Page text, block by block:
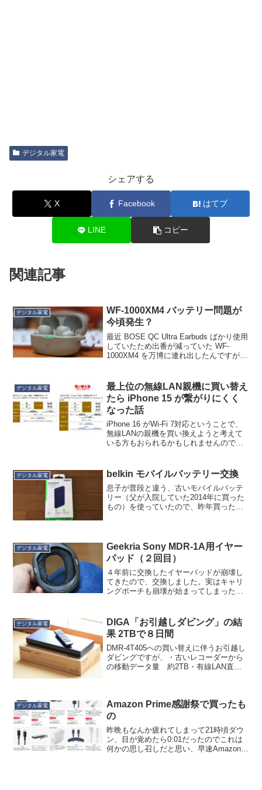
デジタル家電
シェアする
X Facebook はてブ
LINE コピー
関連記事
デジタル家電
WF-1000XM4 バッテリー問題が
今頃発生？
最近 BOSE QC Ultra Earbuds ばかり使用
していたため出番が減っていた WF-
1000XM4 を万博に連れ出したんですが、
これは例の現象だー！ついに...
デジタル家電
最上位の無線LAN親機に買い替え
たら iPhone 15 が繋がりにくく
なった話
iPhone 16 がWi-Fi 7対応ということで、
無線LANの親機を買い換えようと考えて
いる方もおられるかもしれませんので、
の最上位機に買い替えましたが...
デジタル家電 belkin モバイルバッテリー交換
息子が普段と違う、古いモバイルバッテ
リー（父が入院していた2014年に買った
もの）を使っていたので、昨年買った
ッテリー自体を...
デジタル家電
Geekria Sony MDR-1A用イヤー
パッド（２回目）
４年前に交換したイヤーパッドが崩壊し
てきたので、交換しました。実はキャリ
ングポーチも崩壊が始まってしまったん
社から出ていますが、冒険せず実績のあ
る Geekria 社の...
デジタル家電
DIGA「お引越しダビング」の結
果 2TBで８日間
DMR-4T405への買い替えに伴うお引越し
ダビングですが、・古いレコーダーから
の移動データ量 約2TB・有線LAN直
どは...
デジタル家電
Amazon Prime感謝祭で買ったも
の
昨晩もなんか疲れてしまって21時頃ダウ
ン、目が覚めたら0:01だったのでこれは
何かの思し召しだと思い、早速Amazon